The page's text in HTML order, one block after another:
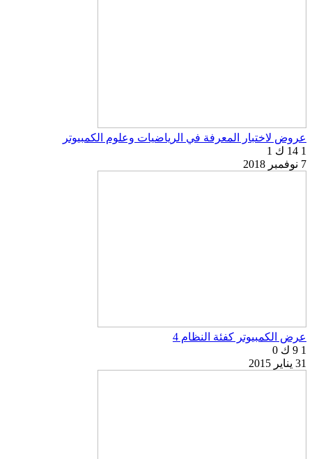
عروض لاختبار المعرفة في الرياضيات وعلوم الكمبيوتر
1 14 ك
1
7 نوفمبر 2018
عرض الكمبيوتر كفئة النظام 4
1 9 ك
0
31 يناير 2015